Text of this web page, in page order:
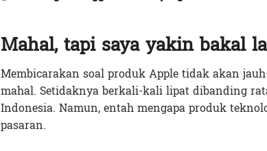
Mahal, tapi saya yakin bakal
Membicarakan soal produk Apple tidak akan
mahal. Setidaknya berkali-kali lipat dibanding
Indonesia. Namun, entah mengapa produk
pasaran.